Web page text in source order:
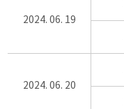
2024. 06. 19
2024. 06. 20